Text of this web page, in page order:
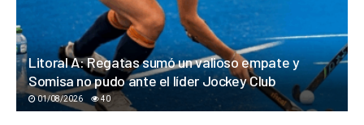
Litoral A: Regatas sumó un valioso empate y
Somisa no pudo ante el líder Jockey Club
01/08/2026 40